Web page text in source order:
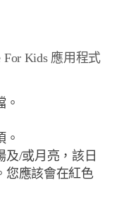
Kids 應用程式
。
。
及/或月亮，該日
您應該會在紅色